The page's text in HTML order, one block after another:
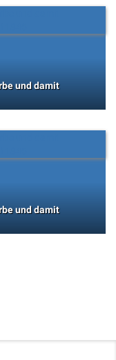
und damit
und damit